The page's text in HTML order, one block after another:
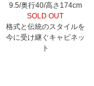
9.5/奥行40/高さ174cm
SOLD OUT
格式と伝統のスタイルを
今に受け継ぐキャビネッ
ト